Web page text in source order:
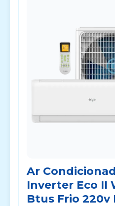
Ar
Inverter Eco II
Btus Frio 220v